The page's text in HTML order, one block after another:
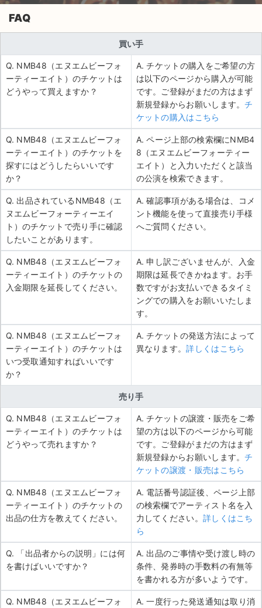
FAQ
買い手
Q. NMB48（エヌエムビーフォ
ーティーエイト）のチケットは
どうやって買えますか？
A. チケットの購入をご希望の方
は以下のページから購入が可能
です。ご登録がまだの方はまず
新規登録からお願いします。チ
ケットの購入はこちら
Q. NMB48（エヌエムビーフォ
ーティーエイト）のチケットを
探すにはどうしたらいいです
か？
A. ページ上部の検索欄にNMB4
8（エヌエムビーフォーティー
エイト）と入力いただくと該当
の公演を検索できます。
Q. 出品されているNMB48（エ
ヌエムビーフォーティーエイ
ト）のチケットで売り手に確認
したいことがあります。
A. 確認事項がある場合は、コメ
ント機能を使って直接売り手様
へご質問ください。
Q. NMB48（エヌエムビーフォ
ーティーエイト）のチケットの
入金期限を延長してください。
A. 申し訳ございませんが、入金
期限は延長できかねます。お手
数ですがお支払いできるタイミ
ングでの購入をお願いいたしま
す。
Q. NMB48（エヌエムビーフォ
ーティーエイト）のチケットは
いつ受取通知すればいいです
か？
A. チケットの発送方法によって
異なります。詳しくはこちら
売り手
Q. NMB48（エヌエムビーフォ
ーティーエイト）のチケットは
どうやって売れますか？
A. チケットの譲渡・販売をご希
望の方は以下のページから可能
です。ご登録がまだの方はまず
新規登録からお願いします。チ
ケットの譲渡・販売はこちら
Q. NMB48（エヌエムビーフォ
ーティーエイト）のチケットの
出品の仕方を教えてください。
A. 電話番号認証後、ページ上部
の検索欄でアーティスト名を入
力してください。 詳しくはこち
ら
Q. 「出品者からの説明」には何
を書けばいいですか？
A. 出品のご事情や受け渡し時の
条件、発券時の手数料の有無等
を書かれる方が多いようです。
Q. NMB48（エヌエムビーフォ A. 一度行った発送通知は取り消